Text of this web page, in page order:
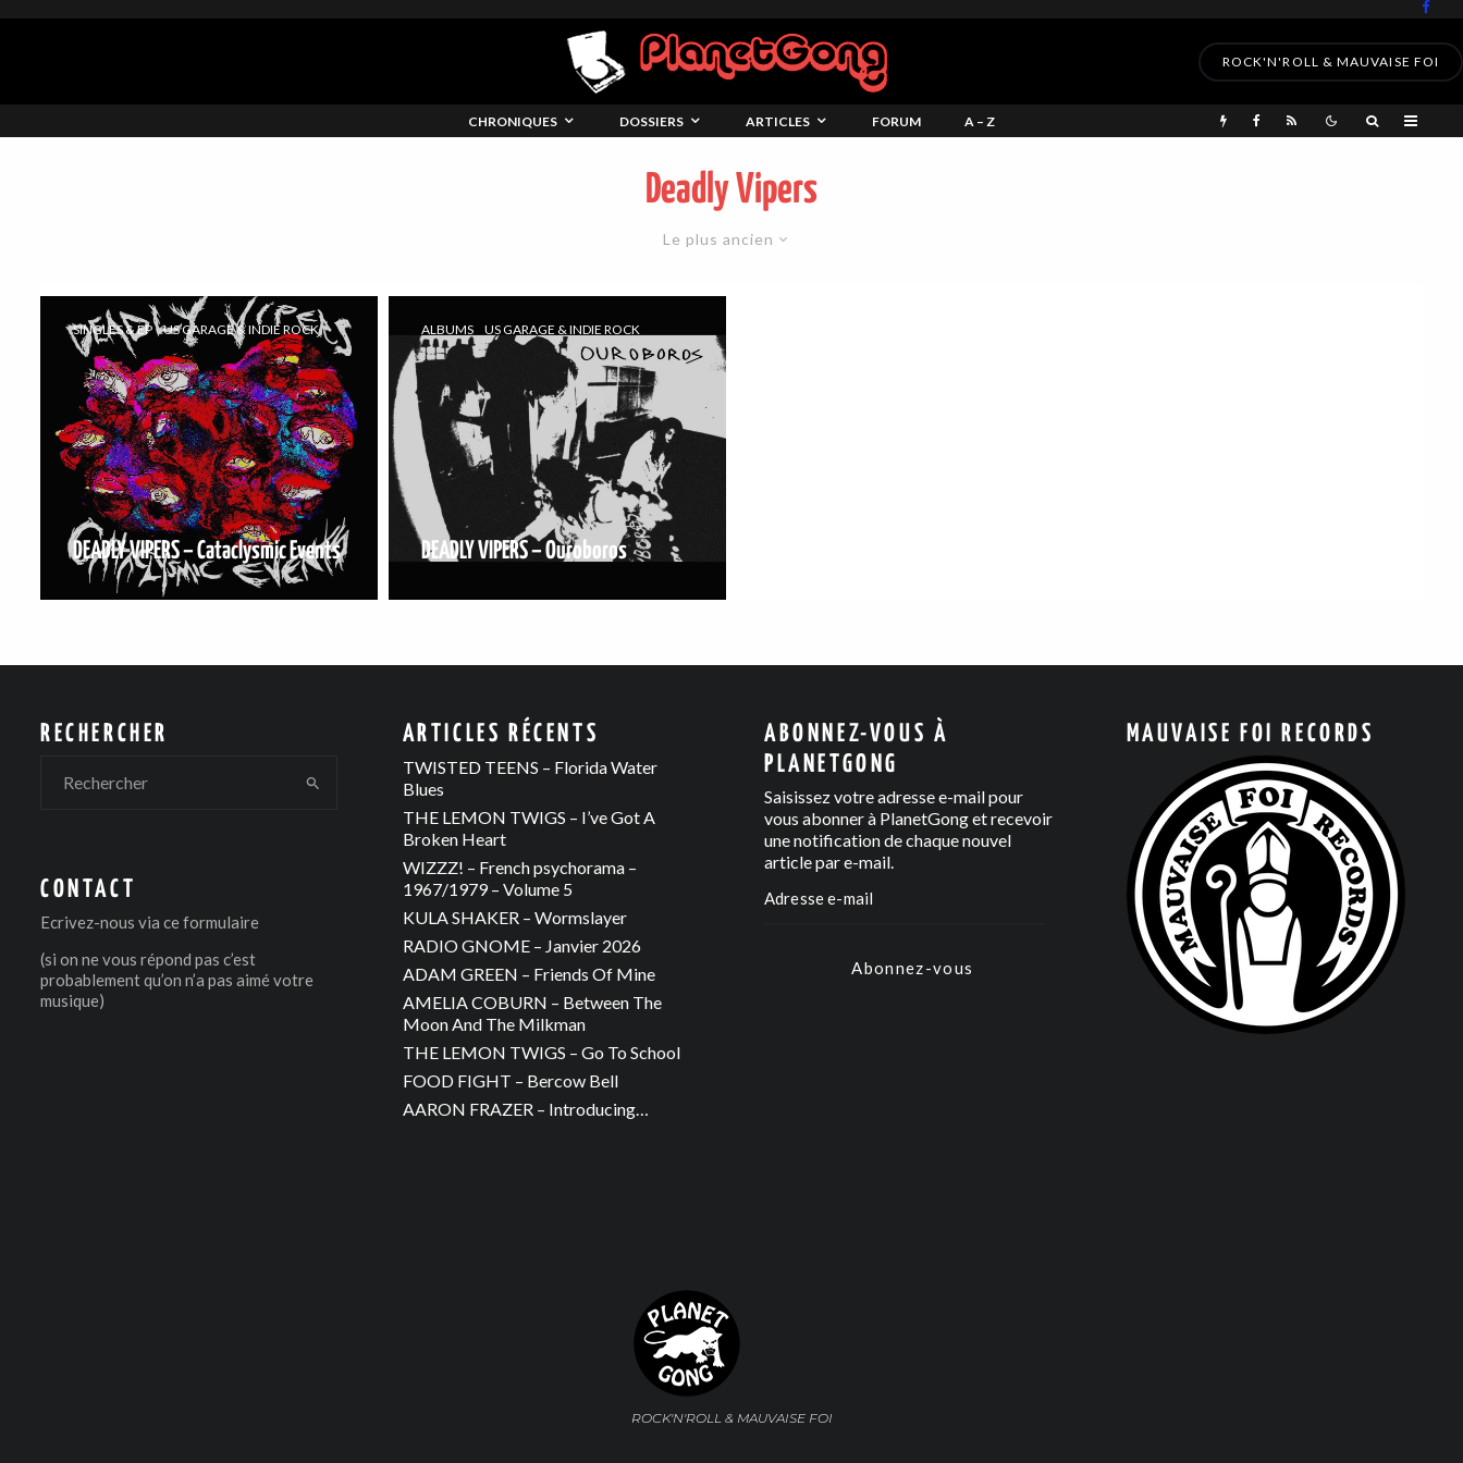
ROCK'N'ROLL & MAUVAISE FOI
CHRONIQUES DOSSIERS ARTICLES FORUM A – Z
Deadly Vipers
Le plus ancien
SINGLES & EP US GARAGE & INDIE ROCK
DEADLY VIPERS – Cataclysmic Events
ALBUMS US GARAGE & INDIE ROCK
DEADLY VIPERS – Ouroboros
RECHERCHER
CONTACT
Ecrivez-nous via ce formulaire
(si on ne vous répond pas c’est
probablement qu’on n’a pas aimé votre
musique)
ARTICLES RÉCENTS
TWISTED TEENS – Florida Water
Blues
THE LEMON TWIGS – I’ve Got A
Broken Heart
WIZZZ! – French psychorama –
1967/1979 – Volume 5
KULA SHAKER – Wormslayer
RADIO GNOME – Janvier 2026
ADAM GREEN – Friends Of Mine
AMELIA COBURN – Between The
Moon And The Milkman
THE LEMON TWIGS – Go To School
FOOD FIGHT – Bercow Bell
AARON FRAZER – Introducing…
ABONNEZ-VOUS À
PLANETGONG
Saisissez votre adresse e-mail pour
vous abonner à PlanetGong et recevoir
une notification de chaque nouvel
article par e-mail.
Abonnez-vous
MAUVAISE FOI RECORDS
ROCK'N'ROLL & MAUVAISE FOI